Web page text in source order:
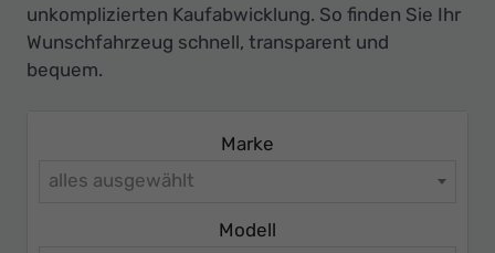
Ihr
Innovatives
Autohaus
unkomplizierten Kaufabwicklung. So finden Sie Ihr
Wunschfahrzeug schnell, transparent und
bequem.
Marke
alles ausgewählt
Modell